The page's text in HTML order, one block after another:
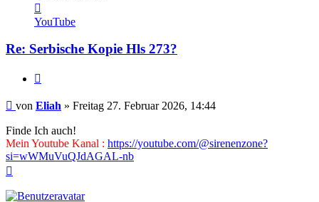
von
Eliah
YouTube
Re: Serbische Kopie Hls 273?
Beitrag
von Eliah » Freitag 27. Februar 2026, 14:44
Finde Ich auch!
Mein Youtube Kanal : https://youtube.com/@sirenenzone?
si=wWMuVuQJdAGAL-nb